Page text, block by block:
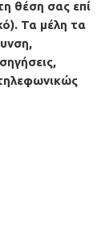
θέση σας επί
Τα μέλη τα